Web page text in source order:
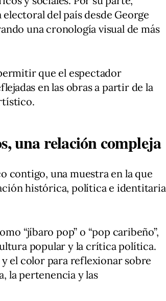
del país desde George
una cronología visual de más
que el espectador
en las obras a partir de la
una relación compleja
contigo, una muestra en la que
histórica, política e identitaria
“jíbaro pop” o “pop caribeño”,
popular y la crítica política.
el color para reflexionar sobre
la pertenencia y las